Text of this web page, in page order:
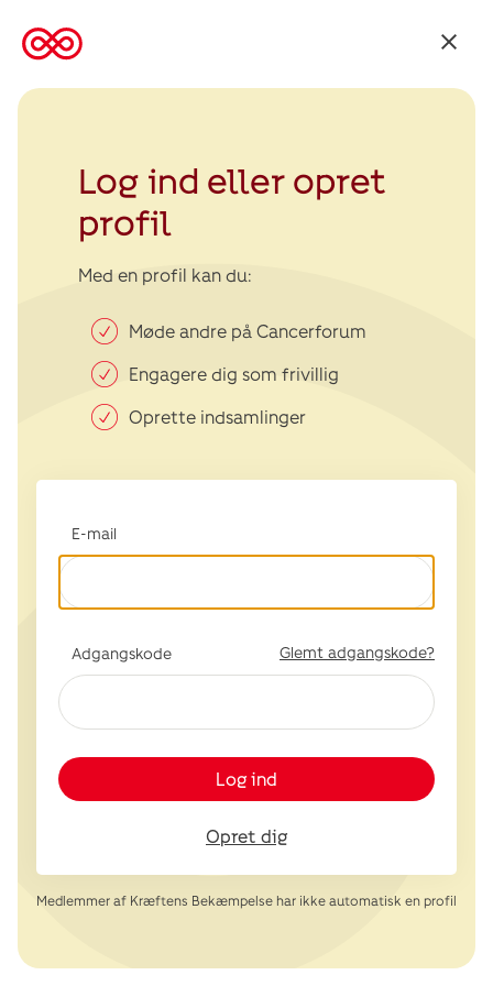
Tilbage
Kræftens
Log ind eller opret
profil
Med en profil kan du:
Møde andre på Cancerforum
Engagere dig som frivillig
Oprette indsamlinger
E-mail
Adgangskode Glemt adgangskode?
Log ind
Opret dig
Medlemmer af Kræftens Bekæmpelse har ikke automatisk en profil